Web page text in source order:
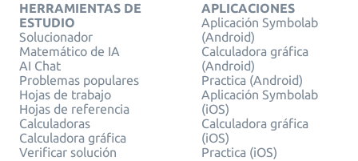
HERRAMIENTAS DE
ESTUDIO
Solucionador
Matemático de IA
AI Chat
Problemas populares
Hojas de trabajo
Hojas de referencia
Calculadoras
Calculadora gráfica
Verificar solución
APLICACIONES
Aplicación Symbolab
(Android)
Calculadora gráfica
(Android)
Practica (Android)
Aplicación Symbolab
(iOS)
Calculadora gráfica
(iOS)
Practica (iOS)